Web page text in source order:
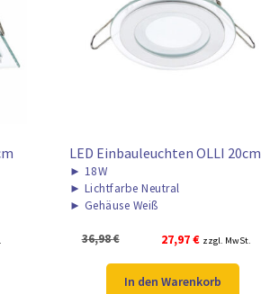
LED Einbauleuchten OLLI 20cm
► 18W
► Lichtfarbe Neutral
► Gehäuse Weiß
36,98€
Ursprünglicher
war:
27,97€Aktueller
ist:
zzgl. MwSt.
In den Warenkorb